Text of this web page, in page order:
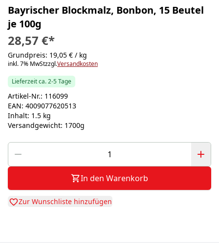
Bayrischer Blockmalz, Bonbon, 15 Beutel
je 100g
28,57 €*
Grundpreis: 19,05 € / kg
inkl. 7% MwStzzgl.Versandkosten
Lieferzeit ca. 2-5 Tage
Artikel-Nr.: 116099
EAN: 4009077620513
Inhalt: 1.5 kg
Versandgewicht: 1700g
In den Warenkorb
Zur Wunschliste hinzufügen